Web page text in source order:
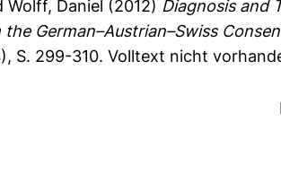
Wolff, Daniel (2012) Diagnosis and
German–Austrian–Swiss
S. 299-310. Volltext nicht